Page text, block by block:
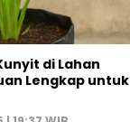
di Lahan
Lengkap untuk